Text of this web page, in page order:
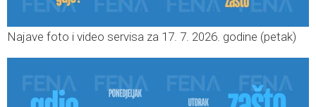
Najave foto i video servisa za 17. 7. 2026. godine (petak)